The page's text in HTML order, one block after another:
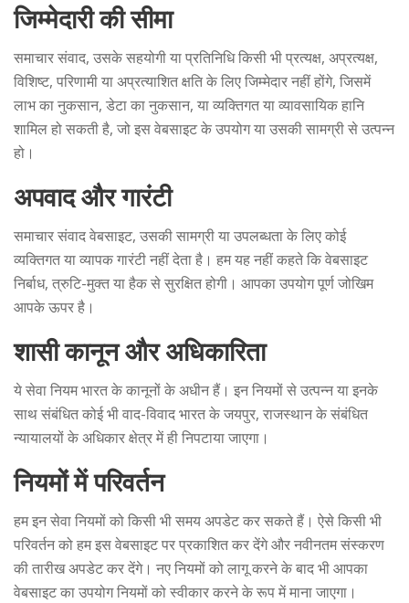
जिम्मेदारी की सीमा
समाचार संवाद, उसके सहयोगी या प्रतिनिधि किसी भी प्रत्यक्ष, अप्रत्यक्ष,
विशिष्ट, परिणामी या अप्रत्याशित क्षति के लिए जिम्मेदार नहीं होंगे, जिसमें
लाभ का नुकसान, डेटा का नुकसान, या व्यक्तिगत या व्यावसायिक हानि
शामिल हो सकती है, जो इस वेबसाइट के उपयोग या उसकी सामग्री से उत्पन्न
हो।
अपवाद और गारंटी
समाचार संवाद वेबसाइट, उसकी सामग्री या उपलब्धता के लिए कोई
व्यक्तिगत या व्यापक गारंटी नहीं देता है। हम यह नहीं कहते कि वेबसाइट
निर्बाध, त्रुटि-मुक्त या हैक से सुरक्षित होगी। आपका उपयोग पूर्ण जोखिम
आपके ऊपर है।
शासी कानून और अधिकारिता
ये सेवा नियम भारत के कानूनों के अधीन हैं। इन नियमों से उत्पन्न या इनके
साथ संबंधित कोई भी वाद-विवाद भारत के जयपुर, राजस्थान के संबंधित
न्यायालयों के अधिकार क्षेत्र में ही निपटाया जाएगा।
नियमों में परिवर्तन
हम इन सेवा नियमों को किसी भी समय अपडेट कर सकते हैं। ऐसे किसी भी
परिवर्तन को हम इस वेबसाइट पर प्रकाशित कर देंगे और नवीनतम संस्करण
की तारीख अपडेट कर देंगे। नए नियमों को लागू करने के बाद भी आपका
वेबसाइट का उपयोग नियमों को स्वीकार करने के रूप में माना जाएगा।